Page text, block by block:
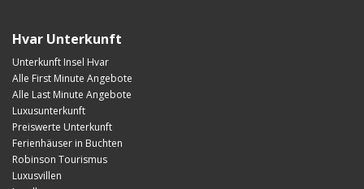
Hvar Unterkunft
Unterkunft Insel Hvar
Alle First Minute Angebote
Alle Last Minute Angebote
Luxusunterkunft
Preiswerte Unterkunft
Ferienhäuser in Buchten
Robinson Tourismus
Luxusvillen